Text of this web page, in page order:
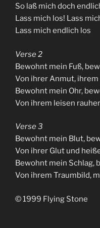
So laß mich doch
Lass mich los! Lass
Lass mich endlich los
Verse 2
Bewohnt mein Fuß,
Von ihrer Anmut,
Bewohnt mein Ohr,
Von ihrem leisen
Verse 3
Bewohnt mein Blut,
Von ihrer Glut und
Bewohnt mein Schlag,
Von ihrem Traumbild,
© 1999 Flying Stone